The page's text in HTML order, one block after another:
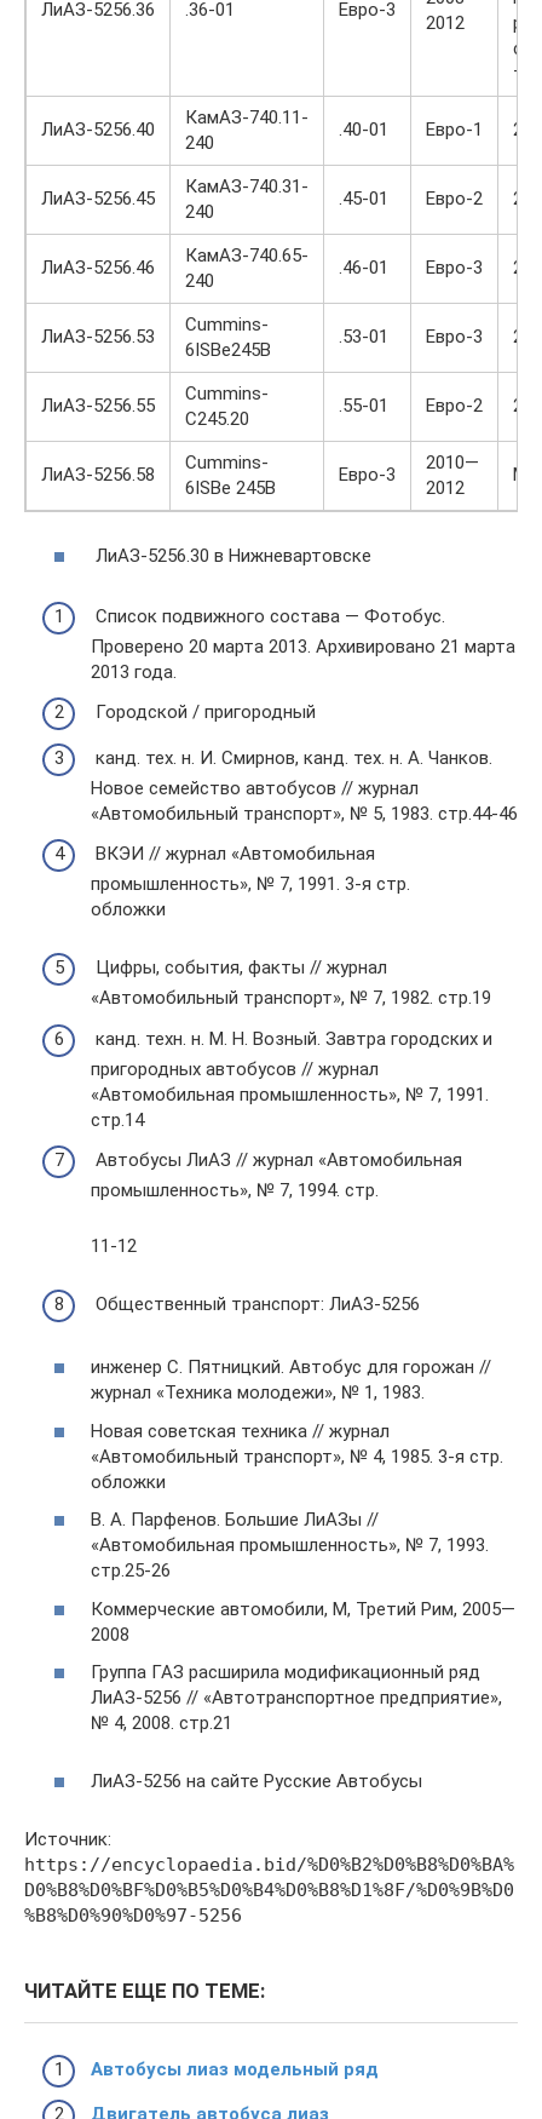
ЛиАЗ-5256.36 .36-01 Евро-3
2012
ЛиАЗ-5256.40
КамАЗ-740.11-
240
.40-01 Евро-1
ЛиАЗ-5256.45
КамАЗ-740.31-
240
.45-01 Евро-2
ЛиАЗ-5256.46
КамАЗ-740.65-
240
.46-01 Евро-3
ЛиАЗ-5256.53
Cummins-
6ISBe245B
.53-01 Евро-3
ЛиАЗ-5256.55
Cummins-
C245.20
.55-01 Евро-2
ЛиАЗ-5256.58
Cummins-
6ISBe 245B
Евро-3
2010—
2012
ЛиАЗ-5256.30 в Нижневартовске
Список подвижного состава — Фотобус.
Проверено 20 марта 2013. Архивировано 21 марта
2013 года.
Городской / пригородный
канд. тех. н. И. Смирнов, канд. тех. н. А. Чанков.
Новое семейство автобусов // журнал
«Автомобильный транспорт», № 5, 1983. стр.44-46
ВКЭИ // журнал «Автомобильная
промышленность», № 7, 1991. 3-я стр.
обложки
Цифры, события, факты // журнал
«Автомобильный транспорт», № 7, 1982. стр.19
канд. техн. н. М. Н. Возный. Завтра городских и
пригородных автобусов // журнал
«Автомобильная промышленность», № 7, 1991.
стр.14
Автобусы ЛиАЗ // журнал «Автомобильная
промышленность», № 7, 1994. стр.
11-12
Общественный транспорт: ЛиАЗ-5256
инженер С. Пятницкий. Автобус для горожан //
журнал «Техника молодежи», № 1, 1983.
Новая советская техника // журнал
«Автомобильный транспорт», № 4, 1985. 3-я стр.
обложки
В. А. Парфенов. Большие ЛиАЗы //
«Автомобильная промышленность», № 7, 1993.
стр.25-26
Коммерческие автомобили, М, Третий Рим, 2005—
2008
Группа ГАЗ расширила модификационный ряд
ЛиАЗ-5256 // «Автотранспортное предприятие»,
№ 4, 2008. стр.21
ЛиАЗ-5256 на сайте Русские Автобусы
Источник:
https://encyclopaedia.bid/%D0%B2%D0%B8%D0%BA%
D0%B8%D0%BF%D0%B5%D0%B4%D0%B8%D1%8F/%D0%9B%D0
%B8%D0%90%D0%97-5256
ЧИТАЙТЕ ЕЩЕ ПО ТЕМЕ:
Автобусы лиаз модельный ряд
Двигатель автобуса лиаз